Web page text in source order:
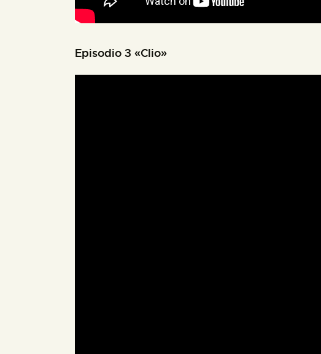
Episodio 3 «Clio»